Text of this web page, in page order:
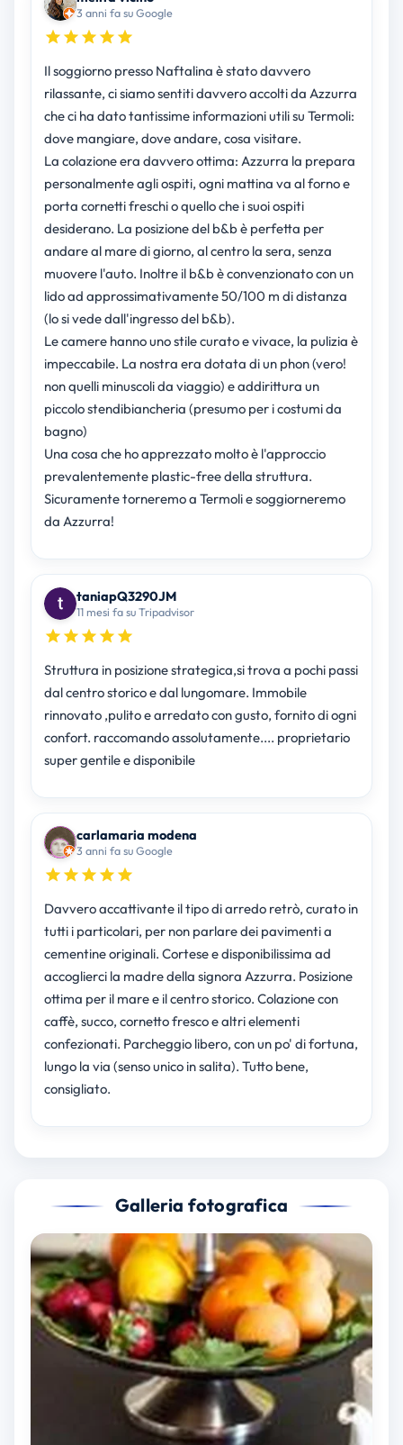
3 anni fa su Google
Il soggiorno presso Naftalina è stato davvero
rilassante, ci siamo sentiti davvero accolti da Azzurra
che ci ha dato tantissime informazioni utili su Termoli:
dove mangiare, dove andare, cosa visitare.
La colazione era davvero ottima: Azzurra la prepara
personalmente agli ospiti, ogni mattina va al forno e
porta cornetti freschi o quello che i suoi ospiti
desiderano. La posizione del b&b è perfetta per
andare al mare di giorno, al centro la sera, senza
muovere l'auto. Inoltre il b&b è convenzionato con un
lido ad approssimativamente 50/100 m di distanza
(lo si vede dall'ingresso del b&b).
Le camere hanno uno stile curato e vivace, la pulizia è
impeccabile. La nostra era dotata di un phon (vero!
non quelli minuscoli da viaggio) e addirittura un
piccolo stendibiancheria (presumo per i costumi da
bagno)
Una cosa che ho apprezzato molto è l'approccio
prevalentemente plastic-free della struttura.
Sicuramente torneremo a Termoli e soggiorneremo
da Azzurra!
taniapQ3290JM
11 mesi fa su Tripadvisor
Struttura in posizione strategica,si trova a pochi passi
dal centro storico e dal lungomare. Immobile
rinnovato ,pulito e arredato con gusto, fornito di ogni
confort. raccomando assolutamente.... proprietario
super gentile e disponibile
carlamaria modena
3 anni fa su Google
Davvero accattivante il tipo di arredo retrò, curato in
tutti i particolari, per non parlare dei pavimenti a
cementine originali. Cortese e disponibilissima ad
accoglierci la madre della signora Azzurra. Posizione
ottima per il mare e il centro storico. Colazione con
caffè, succo, cornetto fresco e altri elementi
confezionati. Parcheggio libero, con un po' di fortuna,
lungo la via (senso unico in salita). Tutto bene,
consigliato.
Galleria fotografica